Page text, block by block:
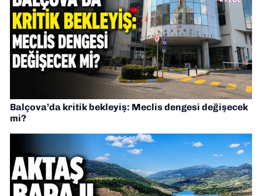
Balçova’da kritik bekleyiş: Meclis dengesi değişecek
mi?